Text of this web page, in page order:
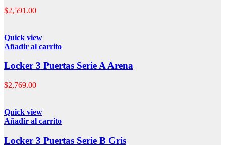
$2,591.00
Quick view
Añadir al carrito
Locker 3 Puertas Serie A Arena
$2,769.00
Quick view
Añadir al carrito
Locker 3 Puertas Serie B Gris